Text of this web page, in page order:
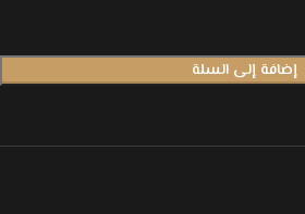
إضافة إلى السلة